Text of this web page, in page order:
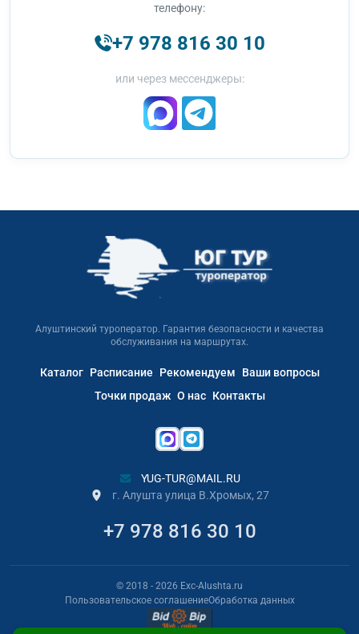
телефону:
+7 978 816 30 10
или через мессенджеры:
Алуштинский туроператор. Гарантия безопасности и качества
обслуживания на маршрутах.
Каталог Расписание Рекомендуем
Ваши вопросы
Точки продаж О нас Контакты
YUG-TUR@MAIL.RU
г. Алушта улица В.Хромых, 27
+7 978 816 30 10
© 2018 - 2026 Exc-Alushta.ru
Пользовательское соглашениеОбработка данных